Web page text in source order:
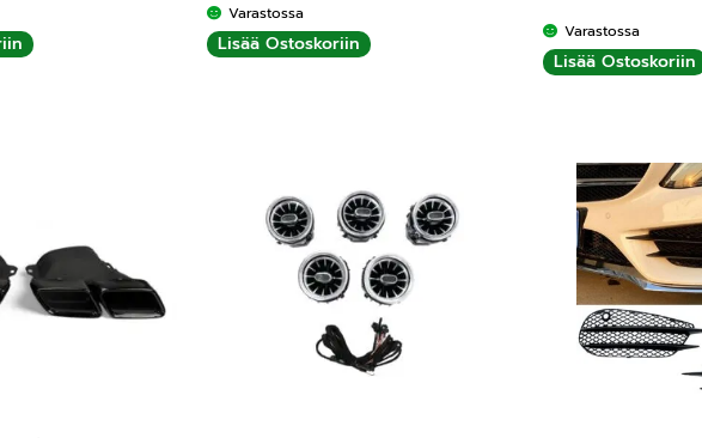
Varastossa
Lisää Ostoskoriin Varastossa
Lisää Ostoskoriin